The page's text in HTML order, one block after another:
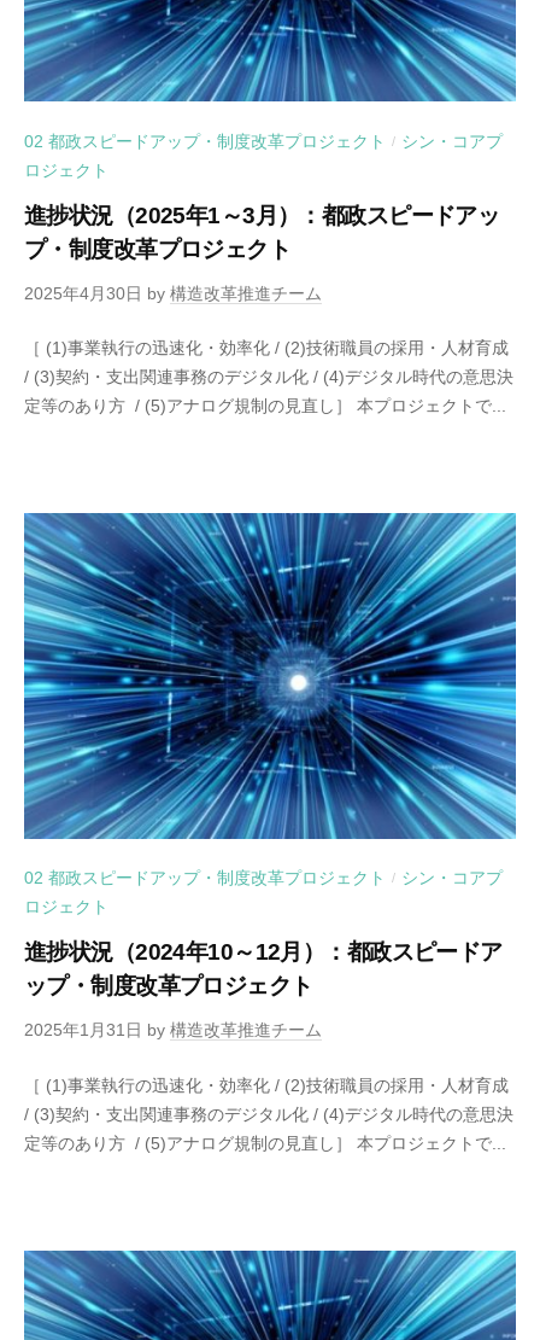
02 都政スピードアップ・制度改革プロジェクト / シン・コアプ
ロジェクト
進捗状況（2025年1～3月）：都政スピードアッ
プ・制度改革プロジェクト
2025年4月30日 by 構造改革推進チーム
［ (1)事業執行の迅速化・効率化 / (2)技術職員の採用・人材育成
/ (3)契約・支出関連事務のデジタル化 / (4)デジタル時代の意思決
定等のあり方 / (5)アナログ規制の見直し］ 本プロジェクトで...
02 都政スピードアップ・制度改革プロジェクト / シン・コアプ
ロジェクト
進捗状況（2024年10～12月）：都政スピードア
ップ・制度改革プロジェクト
2025年1月31日 by 構造改革推進チーム
［ (1)事業執行の迅速化・効率化 / (2)技術職員の採用・人材育成
/ (3)契約・支出関連事務のデジタル化 / (4)デジタル時代の意思決
定等のあり方 / (5)アナログ規制の見直し］ 本プロジェクトで...